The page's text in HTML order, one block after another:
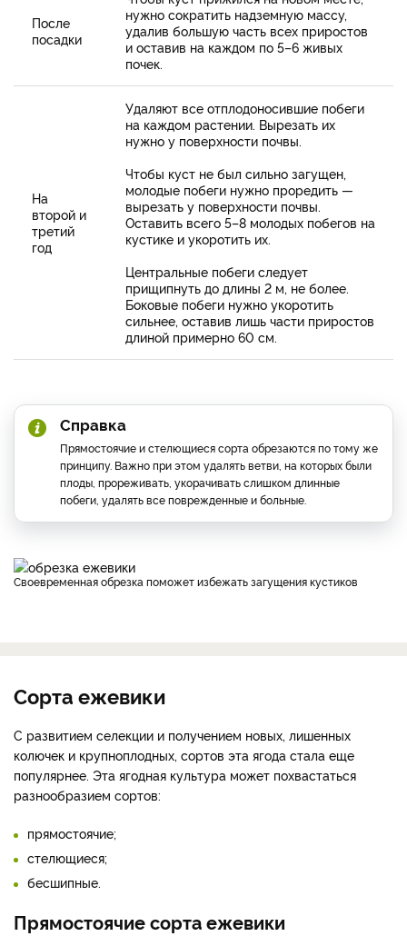
После
посадки
нужно сократить надземную массу,
удалив большую часть всех приростов
и оставив на каждом по 5–6 живых
почек.
На
второй и
третий
год
Удаляют все отплодоносившие побеги
на каждом растении. Вырезать их
нужно у поверхности почвы.
Чтобы куст не был сильно загущен,
молодые побеги нужно проредить —
вырезать у поверхности почвы.
Оставить всего 5–8 молодых побегов на
кустике и укоротить их.
Центральные побеги следует
прищипнуть до длины 2 м, не более.
Боковые побеги нужно укоротить
сильнее, оставив лишь части приростов
длиной примерно 60 см.
Справка
Прямостоячие и стелющиеся сорта обрезаются по тому же
принципу. Важно при этом удалять ветви, на которых были
плоды, прореживать, укорачивать слишком длинные
побеги, удалять все поврежденные и больные.
Своевременная обрезка поможет избежать загущения кустиков
Сорта ежевики
С развитием селекции и получением новых, лишенных
колючек и крупноплодных, сортов эта ягода стала еще
популярнее. Эта ягодная культура может похвастаться
разнообразием сортов:
прямостоячие;
стелющиеся;
бесшипные.
Прямостоячие сорта ежевики